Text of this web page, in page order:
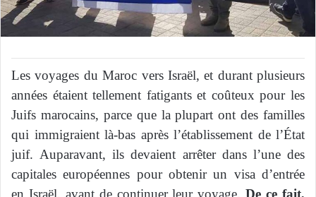
Les voyages du Maroc vers Israël, et durant plusieurs
années étaient tellement fatigants et coûteux pour les
Juifs marocains, parce que la plupart ont des familles
qui immigraient là-bas après l’établissement de l’État
juif. Auparavant, ils devaient arrêter dans l’une des
capitales européennes pour obtenir un visa d’entrée